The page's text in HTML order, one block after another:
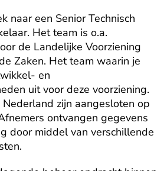
naar een Senior Technisch
Het team is o.a.
de Landelijke Voorziening
Zaken. Het team waarin je
en
uit voor deze voorziening.
zijn aangesloten op
ontvangen gegevens
door middel van verschillende